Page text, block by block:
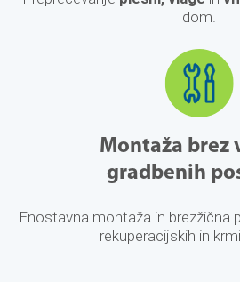
dom.
Montaža brez
gradbenih
Enostavna montaža in brezžična
rekuperacijskih in